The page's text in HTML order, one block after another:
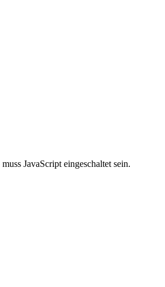
JavaScript eingeschaltet sein.